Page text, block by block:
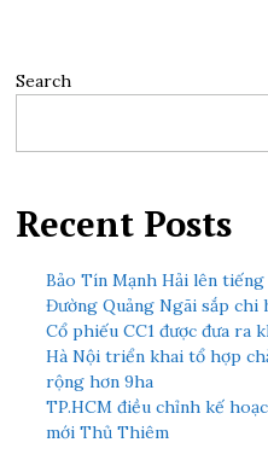
Search
Recent Posts
Bảo Tín Mạnh Hải lên tiếng
Đường Quảng Ngãi sắp chi
Cổ phiếu CC1 được đưa ra
Hà Nội triển khai tổ hợp
rộng hơn 9ha
TP.HCM điều chỉnh kế
mới Thủ Thiêm